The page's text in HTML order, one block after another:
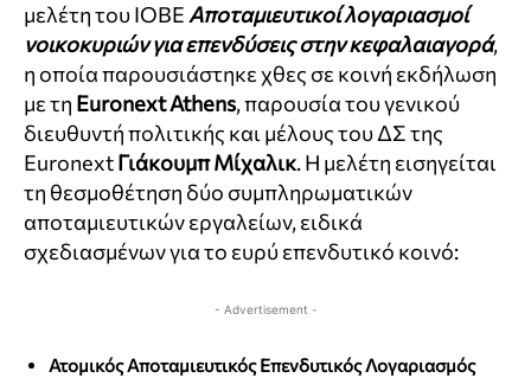
μελέτη του ΙΟΒΕ Αποταμιευτικοί λογαριασμοί
νοικοκυριών για επενδύσεις στην κεφαλαιαγορά,
η οποία παρουσιάστηκε χθες σε κοινή εκδήλωση
με τη Euronext Athens, παρουσία του γενικού
διευθυντή πολιτικής και μέλους του ΔΣ της
EuronextΓιάκουμπ Μίχαλικ. Η μελέτη εισηγείται
τη θεσμοθέτηση δύο συμπληρωματικών
αποταμιευτικών εργαλείων, ειδικά
σχεδιασμένων για το ευρύ επενδυτικό κοινό:
- Advertisement -
Ατομικός Αποταμιευτικός Επενδυτικός Λογαριασμός